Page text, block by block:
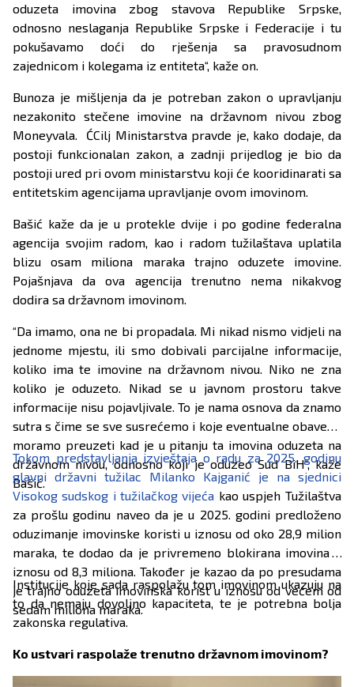
oduzeta imovina zbog stavova Republike Srpske,
odnosno neslaganja Republike Srpske i Federacije i tu
pokušavamo doći do rješenja sa pravosudnom
zajednicom i kolegama iz entiteta“, kaže on.
Bunoza je mišljenja da je potreban zakon o upravljanju
nezakonito stečene imovine na državnom nivou zbog
Moneyvala. ĆCilj Ministarstva pravde je, kako dodaje, da
postoji funkcionalan zakon, a zadnji prijedlog je bio da
postoji ured pri ovom ministarstvu koji će kooridinarati sa
entitetskim agencijama upravljanje ovom imovinom.
Bašić kaže da je u protekle dvije i po godine federalna
agencija svojim radom, kao i radom tužilaštava uplatila
blizu osam miliona maraka trajno oduzete imovine.
Pojašnjava da ova agencija trenutno nema nikakvog
dodira sa državnom imovinom.
“Da imamo, ona ne bi propadala. Mi nikad nismo vidjeli na
jednome mjestu, ili smo dobivali parcijalne informacije,
koliko ima te imovine na državnom nivou. Niko ne zna
koliko je oduzeto. Nikad se u javnom prostoru takve
informacije nisu pojavljivale. To je nama osnova da znamo
sutra s čime se sve susrećemo i koje eventualne obaveze
moramo preuzeti kad je u pitanju ta imovina oduzeta na
državnom nivou, odnosno koji je oduzeo Sud BiH“, kaže
Bašić.
Tokom predstavljanja izvještaja o radu za 2025. godinu
glavni državni tužilac Milanko Kajganić je na sjednici
Visokog sudskog i tužilačkog vijeća kao uspjeh Tužilaštva
za prošlu godinu naveo da je u 2025. godini predloženo
oduzimanje imovinske koristi u iznosu od oko 28,9 milion
maraka, te dodao da je privremeno blokirana imovina u
iznosu od 8,3 miliona. Također je kazao da po presudama
je trajno oduzeta imovinska korist u iznosu od većem od
sedam miliona maraka.
Institucije koje sada raspolažu tom imovinom ukazuju na
to da nemaju dovoljno kapaciteta, te je potrebna bolja
zakonska regulativa.
Ko ustvari raspolaže trenutno državnom imovinom?